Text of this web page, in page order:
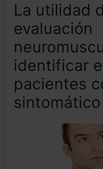
La utilidad
evaluación
identificar
pacientes